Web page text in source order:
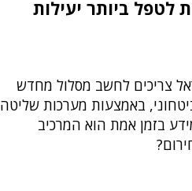
לטפל ביותר יעילות
צריכים לחשב מסלול מחדש
באמצעות מערכות שליטה
בזמן אמת הוא המרכיב